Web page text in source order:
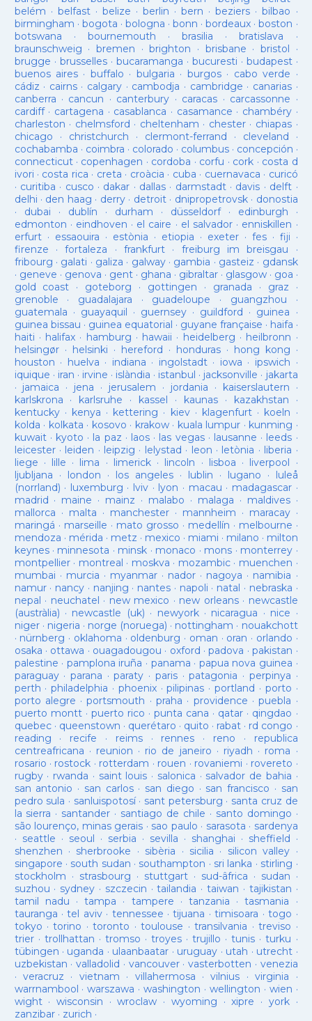
belém · belfast· belize · berlin ·bern ·beziers ·bilbao ·
birmingham · bogota · bologna ·bonn ·bordeaux ·boston ·
botswana · bournemouth ·brasilia ·bratislava ·
braunschweig · bremen ·brighton · brisbane · bristol ·
brugge · brusselles· bucaramanga · bucuresti · budapest·
buenos aires· buffalo · bulgaria · burgos· cabo verde ·
cádiz · cairns· calgary · cambodja · cambridge · canarias·
canberra · cancun · canterbury · caracas · carcassonne ·
cardiff· cartagena · casablanca · casamance · chambéry·
charleston · chelmsford · cheltenham · chester· chiapas ·
chicago · christchurch · clermont-ferrand · cleveland ·
cochabamba · coimbra · colorado · columbus· concepción ·
connecticut· copenhagen · cordoba · corfu · cork · costa d
ivori · costa rica · creta · croàcia · cuba · cuernavaca · curicó
· curitiba · cusco · dakar · dallas · darmstadt· davis · delft ·
delhi · den haag · derry· detroit· dnipropetrovsk· donostia
· dubai · dublín · durham · düsseldorf· edinburgh ·
edmonton · eindhoven · el caire · el salvador · enniskillen ·
erfurt· essaouira · estònia · etiopia · exeter· fes· fiji ·
firenze ·fortaleza · frankfurt· freiburg im breisgau ·
fribourg · galati · galiza · galway· gambia · gasteiz · gdansk
· geneve · genova · gent· ghana · gibraltar· glasgow· goa ·
gold coast · goteborg · gottingen · granada · graz ·
grenoble · guadalajara · guadeloupe · guangzhou ·
guatemala · guayaquil · guernsey· guildford · guinea ·
guinea bissau · guinea equatorial · guyane française · haifa ·
haiti · halifax · hamburg · hawaii · heidelberg · heilbronn ·
helsingør· helsinki · hereford · honduras· hong kong ·
houston · huelva · indiana · ingolstadt· iowa · ipswich ·
iquique · iran · irvine · islàndia · istanbul · jacksonville · jakarta
· jamaica · jena · jerusalem · jordania · kaiserslautern ·
karlskrona · karlsruhe · kassel · kaunas· kazakhstan ·
kentucky· kenya · kettering · kiev· klagenfurt · koeln ·
kolda · kolkata · kosovo · krakow· kuala lumpur · kunming ·
kuwait· kyoto · la paz · laos· las vegas· lausanne · leeds ·
leicester· leiden · leipzig · lelystad · leon · letònia · liberia ·
liege · lille · lima · limerick· lincoln · lisboa · liverpool ·
ljubljana · london · los angeles· lublin · lugano · luleå
(norrland) · luxemburg · lviv · lyon · macau · madagascar·
madrid · maine · mainz · malabo · malaga · maldives·
mallorca · malta · manchester· mannheim · maracay·
maringá · marseille · mato grosso · medellín · melbourne ·
mendoza · mérida · metz · mexico · miami · milano · milton
keynes· minnesota · minsk · monaco · mons · monterrey ·
montpellier· montreal · moskva · mozambic· muenchen ·
mumbai · murcia · myanmar· nador · nagoya · namibia ·
namur· nancy · nanjing · nantes · napoli · natal · nebraska ·
nepal · neuchatel · new mexico · new orleans· newcastle
(austràlia) · newcastle (uk) · newyork· nicaragua · nice ·
niger· nigeria · norge (noruega) · nottingham · nouakchott
· nürnberg · oklahoma · oldenburg · oman · oran · orlando ·
osaka · ottawa · ouagadougou · oxford ·padova ·pakistan ·
palestine · pamplona iruña · panama · papua nova guinea ·
paraguay· parana ·paraty · paris·patagonia · perpinya ·
perth ·philadelphia · phoenix·pilipinas ·portland · porto ·
porto alegre ·portsmouth ·praha · providence ·puebla ·
puerto montt· puerto rico ·punta cana · qatar · qingdao ·
quebec· queenstown · querétaro · quito · rabat · rd congo ·
reading · recife · reims· rennes · reno · republica
centreafricana · reunion · rio de janeiro · riyadh · roma ·
rosario · rostock · rotterdam · rouen · rovaniemi · rovereto ·
rugby· rwanda · saint louis · salonica · salvador de bahia ·
san antonio · san carlos· san diego · san francisco · san
pedro sula · sanluispotosí· sant petersburg · santa cruz de
la sierra · santander · santiago de chile · santo domingo ·
são lourenço, minas gerais · sao paulo · sarasota · sardenya
· seattle · seoul · serbia · sevilla · shanghai · sheffield ·
shenzhen · sherbrooke · sibèria · sicilia · silicon valley ·
singapore · south sudan · southampton · sri lanka · stirling ·
stockholm · strasbourg · stuttgart· sud-âfrica · sudan ·
suzhou · sydney · szczecin ·tailandia ·taiwan · tajikistan ·
tamil nadu ·tampa · tampere · tanzania ·tasmania ·
tauranga ·tel aviv· tennessee ·tijuana ·timisoara ·togo ·
tokyo ·torino ·toronto ·toulouse ·transilvania ·treviso ·
trier· trollhattan · tromso · troyes·trujillo ·tunis ·turku ·
tübingen · uganda · ulaanbaatar · uruguay · utah · utrecht ·
uzbekistan · valladolid · vancouver· vasterbotten · venezia
· veracruz · vietnam · villahermosa ·vilnius ·virginia ·
warrnambool ·warszawa ·washington · wellington · wien ·
wight· wisconsin ·wroclaw · wyoming ·xipre · york·
zanzibar· zurich ·